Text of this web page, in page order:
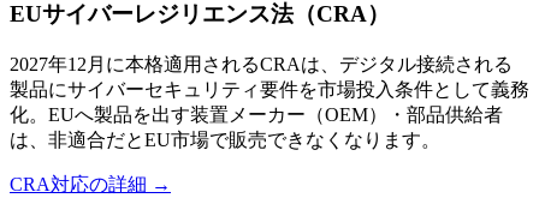
EUサイバーレジリエンス法（CRA）
2027年12月に本格適用されるCRAは、デジタル接続される
製品にサイバーセキュリティ要件を市場投入条件として義務
化。EUへ製品を出す装置メーカー（OEM）・部品供給者
は、非適合だとEU市場で販売できなくなります。
CRA対応の詳細 →